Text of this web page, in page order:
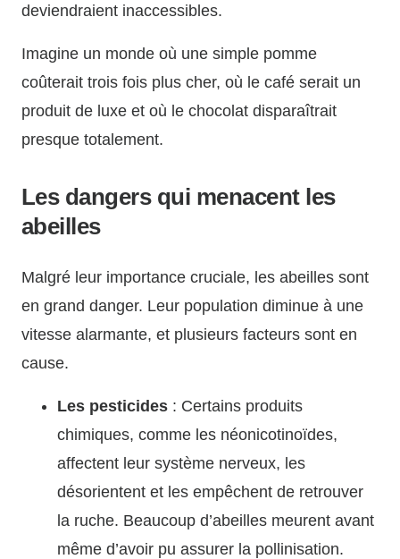
deviendraient inaccessibles.
Imagine un monde où une simple pomme
coûterait trois fois plus cher, où le café serait un
produit de luxe et où le chocolat disparaîtrait
presque totalement.
Les dangers qui menacent les
abeilles
Malgré leur importance cruciale, les abeilles sont
en grand danger. Leur population diminue à une
vitesse alarmante, et plusieurs facteurs sont en
cause.
Les pesticides : Certains produits
chimiques, comme les néonicotinoïdes,
affectent leur système nerveux, les
désorientent et les empêchent de retrouver
la ruche. Beaucoup d’abeilles meurent avant
même d’avoir pu assurer la pollinisation.